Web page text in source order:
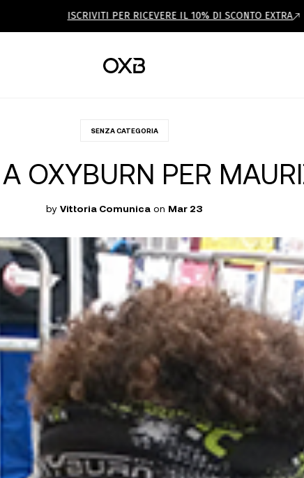
ISCRIVITI PER RICEVERE IL 10% DI SCONTO EXTRA
SENZA CATEGORIA
OXYBURN PER
by Vittoria Comunicaon Mar 23